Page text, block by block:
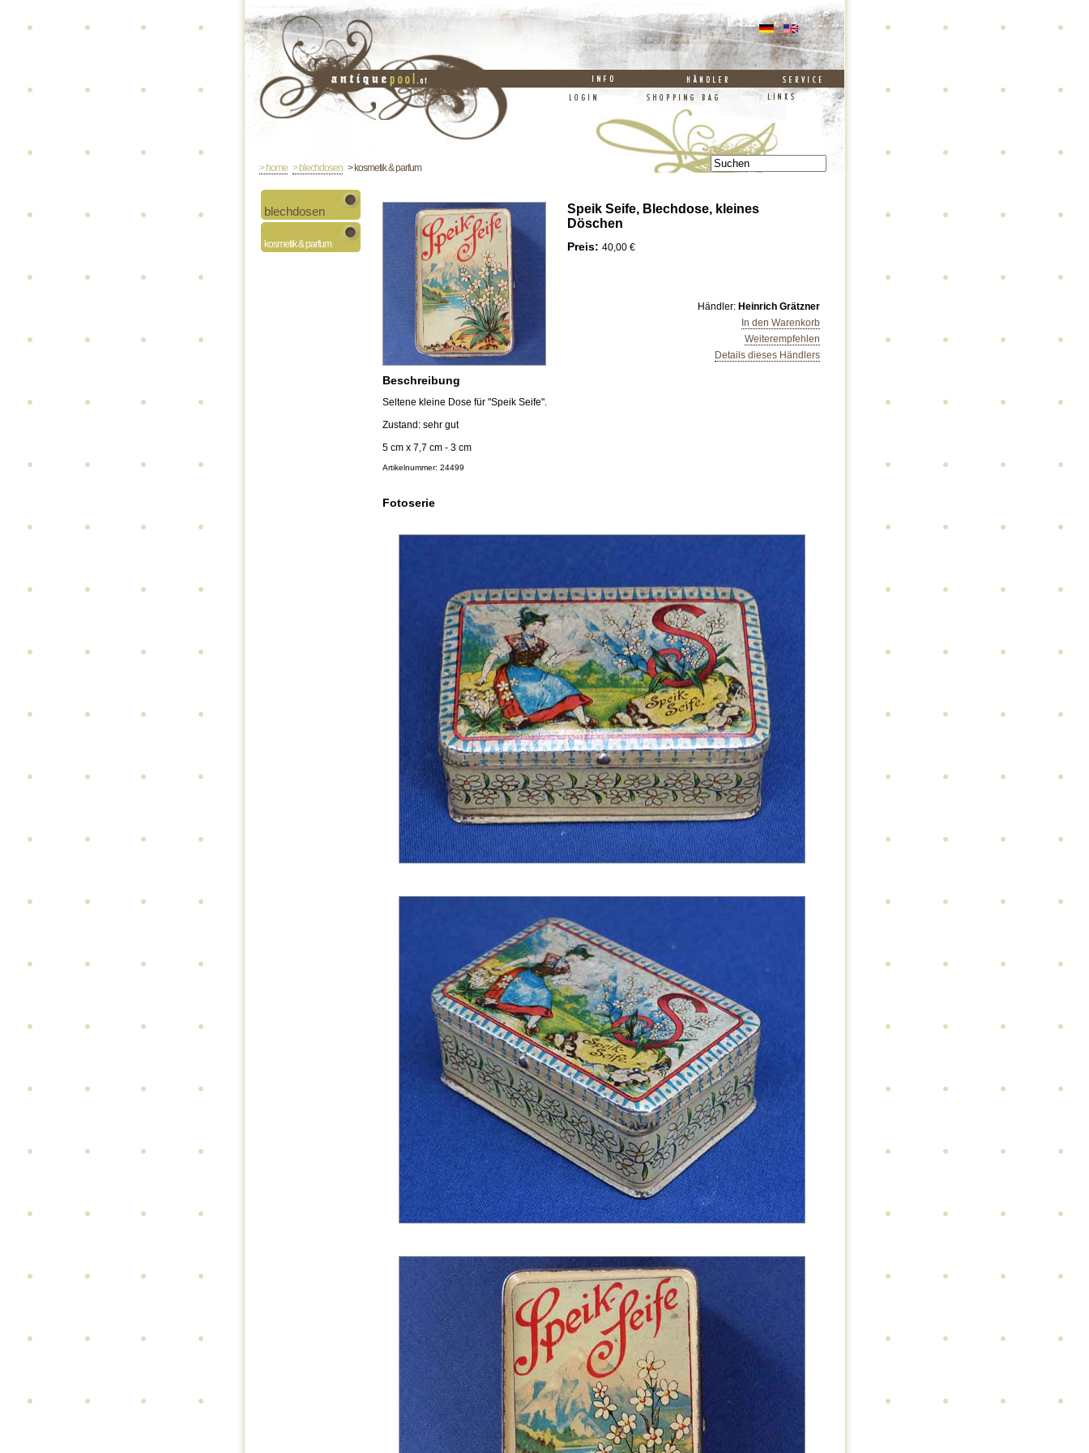
> home > blechdosen > kosmetik & parfum
blechdosen
kosmetik & parfum
Speik Seife, Blechdose, kleines
Döschen
Preis: 40,00 €
Weiterempfehlen
In den Warenkorb
Händler: Heinrich Grätzner
Details dieses Händlers
Beschreibung
Seltene kleine Dose für "Speik Seife".
Zustand: sehr gut
5 cm x 7,7 cm - 3 cm
Artikelnummer: 24499
Fotoserie